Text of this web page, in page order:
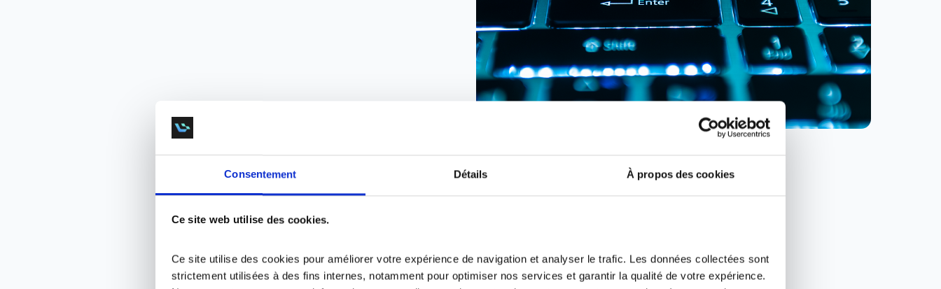
Consentement Détails À propos des cookies
Ce site web utilise des cookies.
Ce site utilise des cookies pour améliorer votre expérience de navigation et analyser le trafic. Les données collectées sont
strictement utilisées à des fins internes, notamment pour optimiser nos services et garantir la qualité de votre expérience.
Nos compétences se répartissent en
quatre pôles d'activité complémentaires